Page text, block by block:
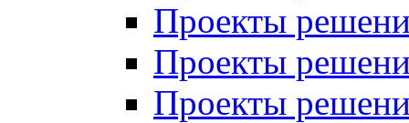
Проекты
Проекты
Проекты